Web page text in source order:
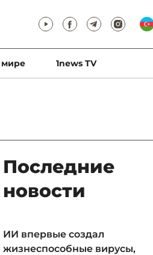
мире 1news TV
Последние
новости
ИИ впервые создал
жизнеспособные вирусы,